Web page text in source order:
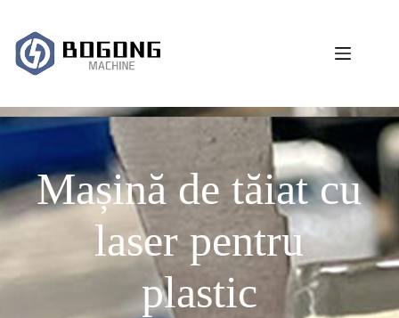
conținut
Mașină de tăiat cu
laser pentru
plastic